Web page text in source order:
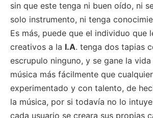
sin que este tenga ni buen oído, ni
solo instrumento, ni tenga
Es más, puede que el individuo que
creativos a la I.A. tenga dos tapias
escrupulo ninguno, y se gane la
música más fácilmente que
experimentado y con talento, de
la música, por si todavía no lo
cada usuario se creara sus propias